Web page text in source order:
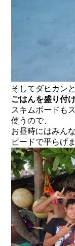
そしてダヒカン
ごはんを盛り付
スキムボードも
使うので、
お昼時にはみん
ピードで平らげ